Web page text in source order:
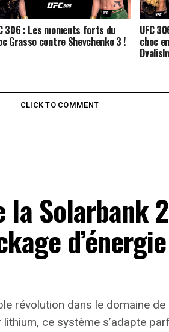
306 : Les moments forts du
Grasso contre Shevchenko 3 !
UFC
choc
CLICK TO COMMENT
la Solarbank
révolution dans le domaine de
ce système s’adapte